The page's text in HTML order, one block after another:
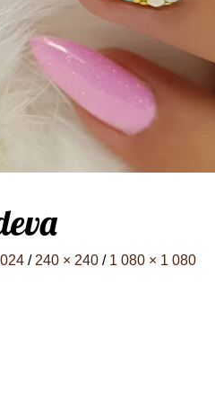
/ 240 × 240 / 1 080 × 1 080